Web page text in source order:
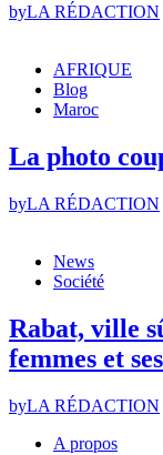
byLA RÉDACTION
AFRIQUE
Blog
Maroc
La photo
byLA RÉDACTION
News
Société
Rabat, ville
femmes et
byLA RÉDACTION
A propos